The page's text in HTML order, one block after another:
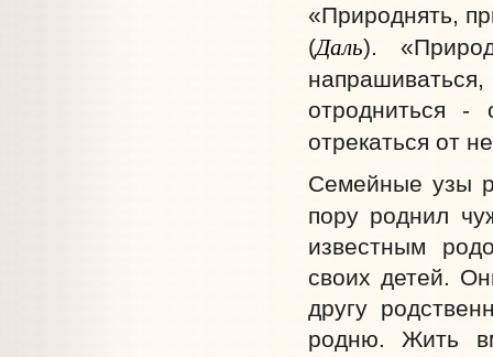
«Природнять,
(Даль).
отродниться -
отрекаться от
Семейные узы
пору роднил
известным
своих детей.
другу
родню. Жить